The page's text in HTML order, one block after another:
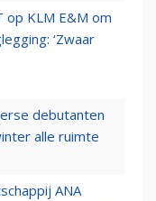
KLM E&M om
‘Zwaar
debutanten
alle ruimte
ANA